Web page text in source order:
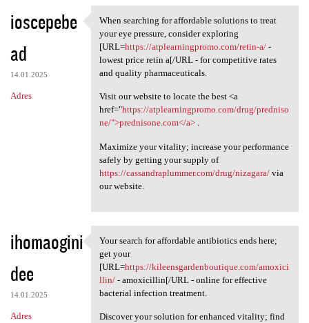
ioscepebe
ad
14.01.2025
Adres
When searching for affordable
When searching for affordable solutions to treat
your eye pressure, consider exploring
[URL=https://atplearningpromo.com/retin-a/-
lowest price retin a[/URL - for competitive rates
and quality pharmaceuticals.
Visit our website to locate the best <a
href="https://atplearningpromo.com/drug/predniso
ne/">prednisone.com</a>.
Maximize your vitality; increase your performance
safely by getting your supply of
https://cassandraplummer.com/drug/nizagara/via
our website.
ihomaogini
dee
14.01.2025
Adres
Your search for affordable
Your search for affordable antibiotics ends here;
get your
[URL=https://kileensgardenboutique.com/amoxici
llin/- amoxicillin[/URL - online for effective
bacterial infection treatment.
Discover your solution for enhanced vitality; find